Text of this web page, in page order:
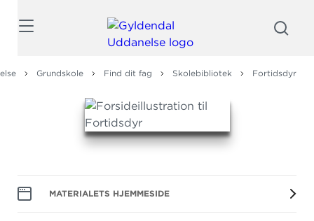
Grundskole Find dit fag Skolebibliotek Fortidsdyr
MATERIALETS HJEMMESIDE